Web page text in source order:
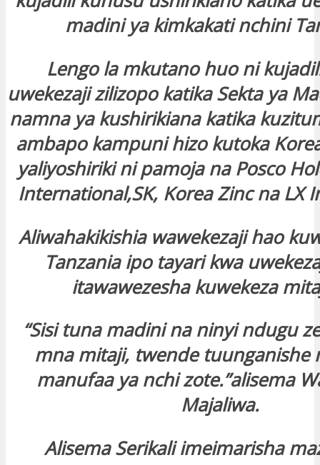
madini ya kimkakati nchini
Lengo la mkutano huo ni
uwekezaji zilizopo katika Sekta ya
namna ya kushirikiana katika
ambapo kampuni hizo kutoka
yaliyoshiriki ni pamoja na Posco
International,SK, Korea Zinc na LX
Aliwahakikishia wawekezaji hao
Tanzania ipo tayari kwa
itawawezesha kuwekeza
“Sisi tuna madini na ninyi ndugu
mna mitaji, twende tuunganishe
manufaa ya nchi zote.”alisema
Majaliwa.
Alisema Serikali imeimarisha